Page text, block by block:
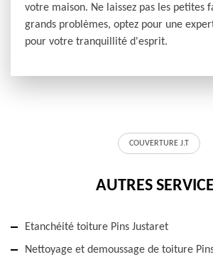
votre maison. Ne laissez pas les petites
grands problèmes, optez pour une
pour votre tranquillité d'esprit.
COUVERTURE J.T
AUTRES
Etanchéité toiture Pins Justaret
Nettoyage et demoussage de toiture